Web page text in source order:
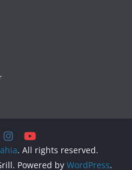
. All rights reserved.
Powered by WordPress.